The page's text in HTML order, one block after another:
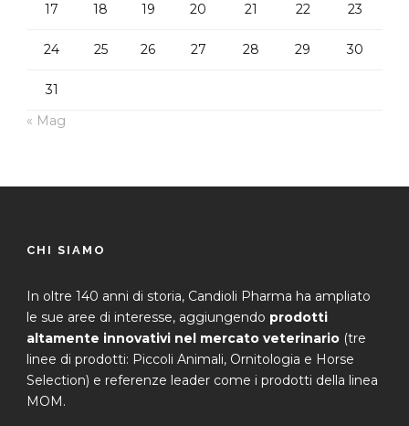
17 18 19 20 21 22 23
24 25 26 27 28 29 30
31
« Mag
CHI SIAMO
In oltre 140 anni di storia, Candioli Pharma ha ampliato
le sue aree di interesse, aggiungendo prodotti
altamente innovativi nel mercato veterinario (tre
linee di prodotti: Piccoli Animali, Ornitologia e Horse
Selection) e referenze leader come i prodotti della linea
MOM.